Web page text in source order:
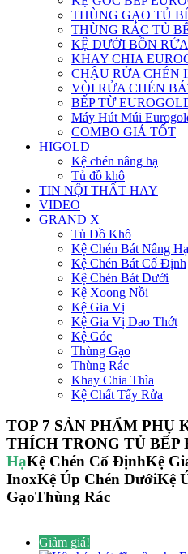
THÙNG GẠO TỦ
THÙNG RÁC TỦ
KỆ DƯỚI BỒN RỬA
KHAY CHIA
CHẬU RỬA CHÉN
VÒI RỬA CHÉN
BẾP TỪ
Máy Hút Múi
COMBO GIÁ TỐT
HIGOLD
Kệ chén nâng hạ
Tủ đồ khô
TIN NỘI THẤT HAY
VIDEO
GRAND X
Tủ Đồ Khô
Kệ Chén Bát Nâng Hạ
Kệ Chén Bát Cố Định
Kệ Chén Bát Dưới
Kệ Xoong Nồi
Kệ Gia Vị
Kệ Gia Vị Dao Thớt
Kệ Góc
Thùng Gạo
Thùng Rác
Khay Chia Thìa
Kệ Chất Tẩy Rửa
TOP 7 SẢN PHẨM PHỤ
THÍCH TRONG TỦ BẾP
HạKệ Chén Cố ĐịnhKệ
InoxKệ Úp Chén DướiKệ
GạoThùng Rác
Giảm giá!